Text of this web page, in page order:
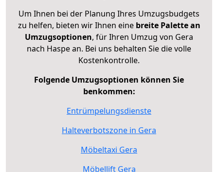
Um Ihnen bei der Planung Ihres Umzugsbudgets
zu helfen, bieten wir Ihnen eine breite Palette an
Umzugsoptionen, für Ihren Umzug von Gera
nach Haspe an. Bei uns behalten Sie die volle
Kostenkontrolle.
Folgende Umzugsoptionen können Sie
benkommen:
Entrümpelungsdienste
Halteverbotszone in Gera
Möbeltaxi Gera
Möbellift Gera